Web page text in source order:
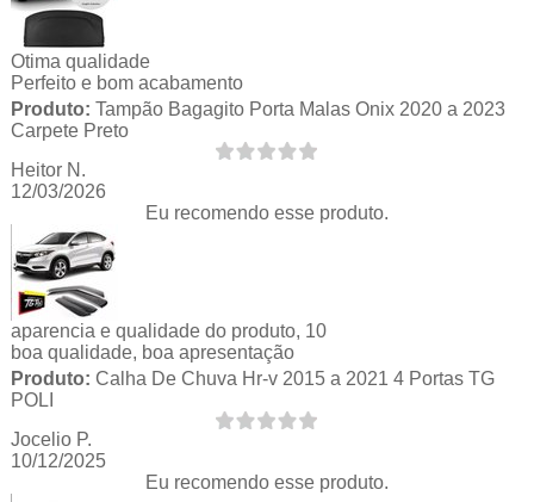
Otima qualidade
Perfeito e bom acabamento
Produto: Tampão Bagagito Porta Malas Onix 2020 a 2023
Carpete Preto
Heitor N.
12/03/2026
Eu recomendo esse produto.
aparencia e qualidade do produto, 10
boa qualidade, boa apresentação
Produto: Calha De Chuva Hr-v 2015 a 2021 4 Portas TG
POLI
Jocelio P.
10/12/2025
Eu recomendo esse produto.